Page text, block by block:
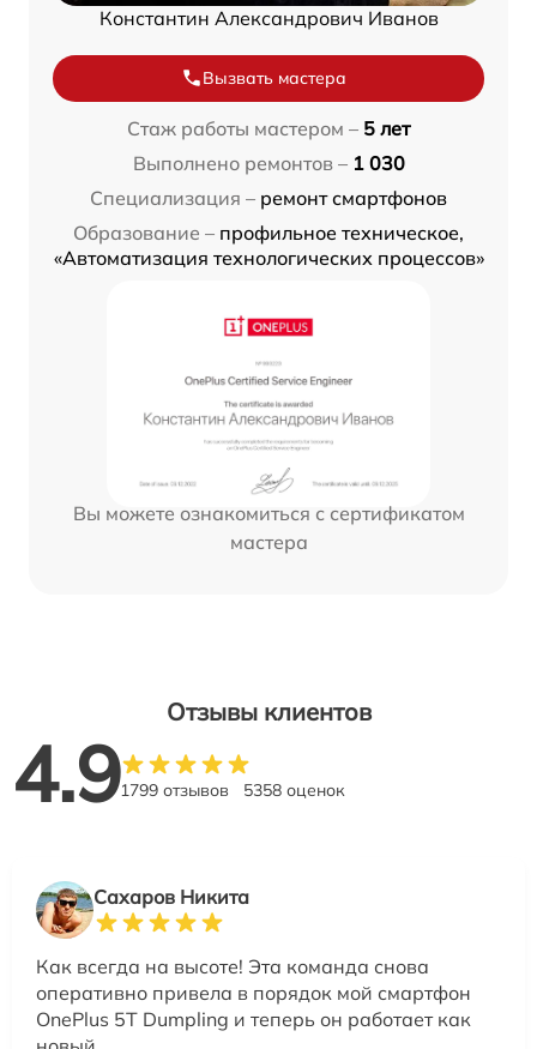
Константин Александрович Иванов
Вызвать мастера
Стаж работы мастером – 5 лет
Выполнено ремонтов – 1 030
Специализация – ремонт смартфонов
Образование – профильное техническое,
«Автоматизация технологических процессов»
Вы можете ознакомиться с сертификатом
мастера
Отзывы клиентов
4.91799 отзывов 5358 оценок
Сахаров Никита
Как всегда на высоте! Эта команда снова
оперативно привела в порядок мой смартфон
OnePlus 5T Dumpling и теперь он работает как